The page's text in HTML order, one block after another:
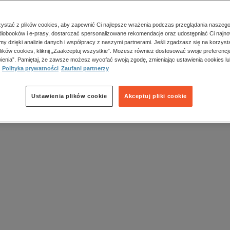
Od klasyków pokroju Agathy Christie,
humoru kryminały skandynawskie, aż po mroczne historie brutalnych
i horrory
kategorii znajdzie się coś dla tych, którzy naprawdę lubią się bać. Znajdziesz tu
dzięki mistrzowsko zbudowanej atmosferze, jak i klasyczne horrory, w...
produktów.
z plików cookies, aby zapewnić Ci najlepsze wrażenia podczas przeglądania
i e-prasy, dostarczać spersonalizowane rekomendacje oraz udostępniać Ci
dzięki analizie danych i współpracy z naszymi partnerami. Jeśli zgadzasz się na
cookies, kliknij „Zaakceptuj wszystkie”. Możesz również dostosować swoje
Pamiętaj, że zawsze możesz wycofać swoją zgodę, zmieniając ustawienia cookies
Polityka prywatności Zaufani partnerzy
Akceptuj pliki cookie
Ustawienia plików cookie